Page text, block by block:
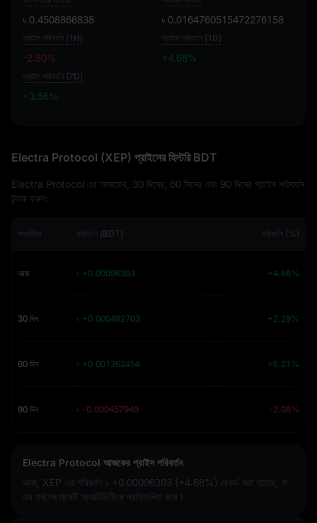
৳ 0.4508866838 ৳ 0.0164760515472276158
প্রাইস পরিবর্তন (1H)
-2.80%
প্রাইস পরিবর্তন (1D)
+4.68%
প্রাইস পরিবর্তন (7D)
+3.56%
Electra Protocol (XEP) প্রাইসের হিস্টরি BDT
Electra Protocol এর আজকের, 30 দিনের, 60 দিনের এবং 90 দিনের প্রাইস পরিবর্তন
ট্র্যাক করুন:
সময়সীমা পরিবর্তন (BDT) পরিবর্তন (%)
আজ ৳ +0.00096393 +4.68%
30 দিন ৳ +0.000482703 +2.29%
60 দিন ৳ +0.001262454 +6.21%
90 দিন ৳ -0.000457949 -2.08%
Electra Protocol আজকের প্রাইস পরিবর্তন
আজ, XEP এর পরিবর্তন ৳ +0.00096393 (+4.68%) রেকর্ড করা হয়েছে, যা
এর সর্বশেষ মার্কেট অ্যাক্টিভিটিকে প্রতিফলিত করে।